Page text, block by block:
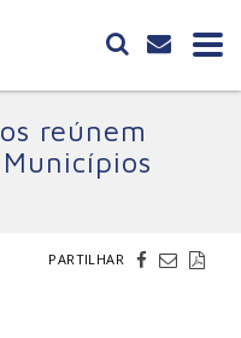
reúnem
PARTILHAR